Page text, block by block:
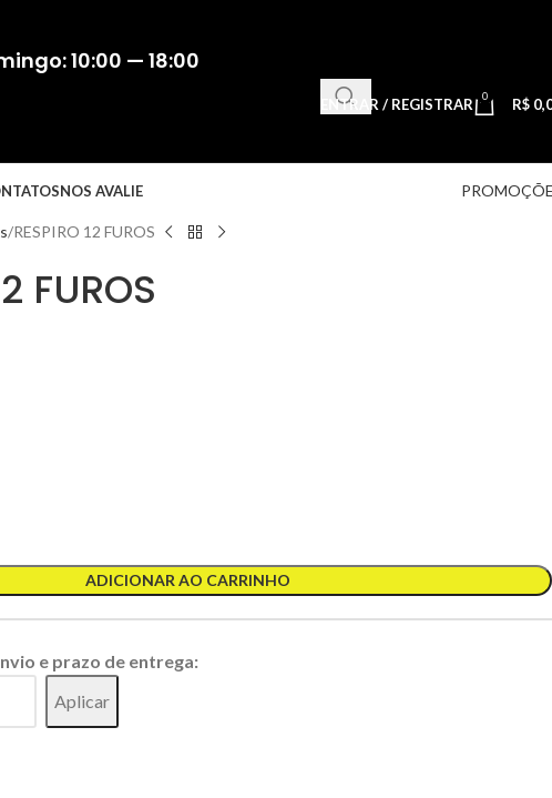
10:00 — 18:00
ENTRAR / REGISTRAR 0 R$
NOS AVALIE
RESPIRO 12 FUROS
FUROS
ADICIONAR AO CARRINHO
e prazo de entrega:
Aplicar